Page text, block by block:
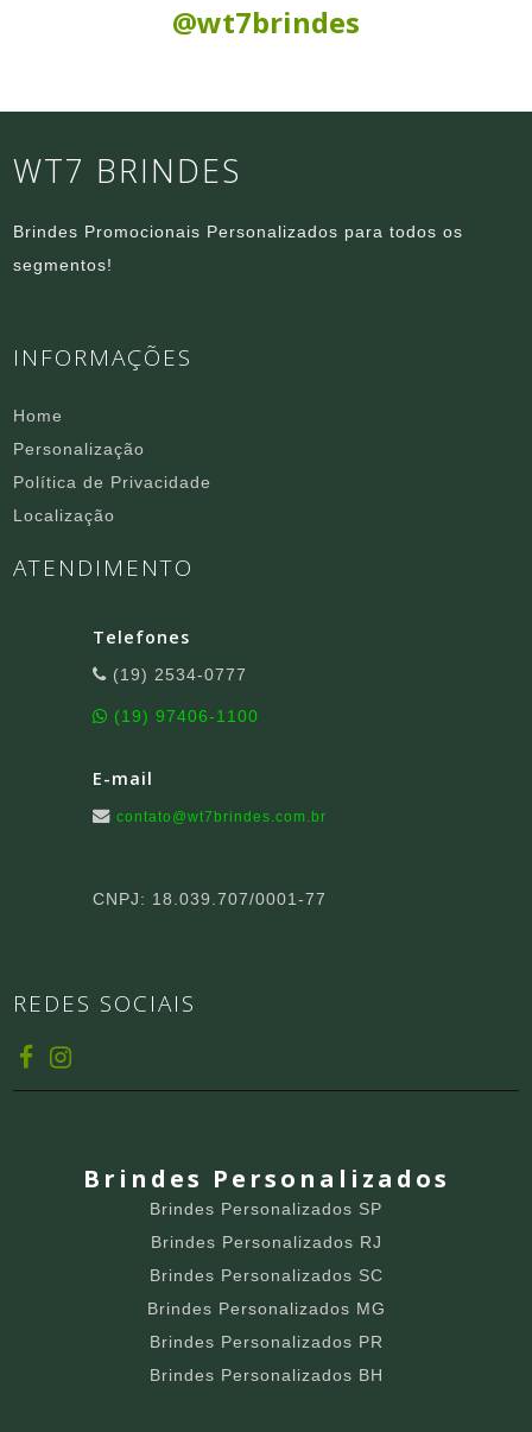
@wt7brindes
WT7 BRINDES
Brindes Promocionais Personalizados para todos os
segmentos!
INFORMAÇÕES
Home
Personalização
Política de Privacidade
Localização
ATENDIMENTO
Telefones
(19) 2534-0777
(19) 97406-1100
E-mail
contato@wt7brindes.com.br
CNPJ: 18.039.707/0001-77
REDES SOCIAIS
Brindes Personalizados
Brindes Personalizados SP
Brindes Personalizados RJ
Brindes Personalizados SC
Brindes Personalizados MG
Brindes Personalizados PR
Brindes Personalizados BH